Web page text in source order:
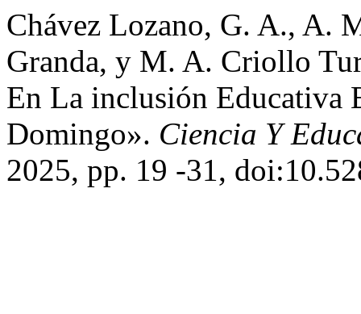
Chávez Lozano, G. A., A.
Granda, y M. A. Criollo
En La inclusión Educativa
Domingo». Ciencia Y
2025, pp. 19 -31,